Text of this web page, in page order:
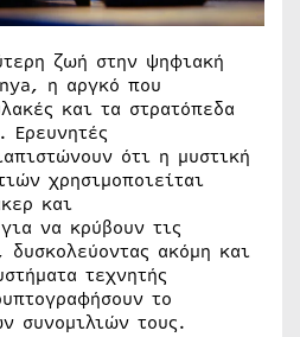
ζωή στην ψηφιακή
η αργκό που
και τα στρατόπεδα
Ερευνητές
ότι η μυστική
χρησιμοποιείται
και
να κρύβουν τις
δυσκολεύοντας ακόμη και
τεχνητής
το
συνομιλιών τους.